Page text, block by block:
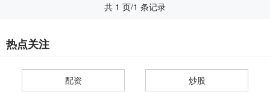
共 1 页/1 条记录
热点关注
配资 炒股